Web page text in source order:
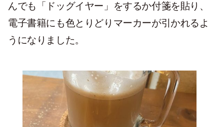
んでも「ドッグイヤー」をするか付箋を貼り、
電子書籍にも色とりどりマーカーが引かれるよ
うになりました。